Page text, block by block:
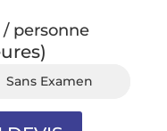
/ personne
Sans Examen